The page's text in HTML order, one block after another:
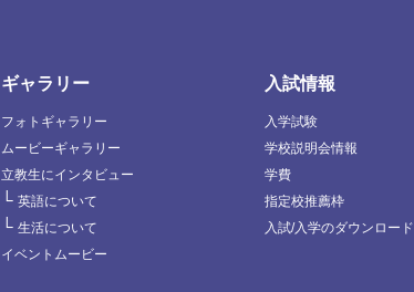
ギャラリー
フォトギャラリー
ムービーギャラリー
立教生にインタビュー
└ 英語について
└ 生活について
イベントムービー
入試情報
入学試験
学校説明会情報
学費
指定校推薦枠
入試/入学のダウンロード